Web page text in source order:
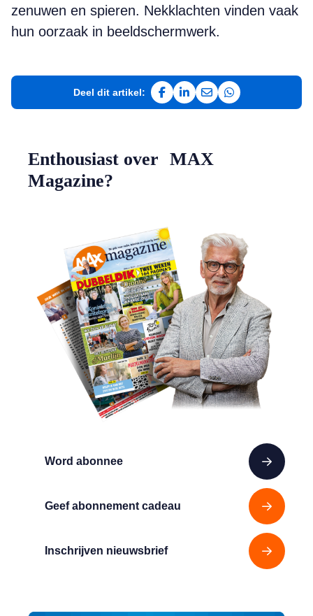
zenuwen en spieren. Nekklachten vinden vaak
hun oorzaak in beeldschermwerk.
Deel dit artikel:
Deel op Facebook
Deel op LinkedIn
Deel via e-mail
Deel via
Word abonnee
Geef abonnement cadeau
Inschrijven nieuwsbrief
Enthousiast over MAX
Magazine?